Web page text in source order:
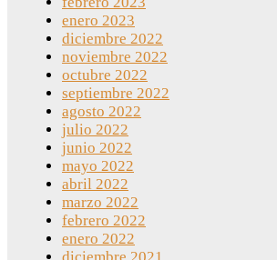
enero 2023
diciembre 2022
noviembre 2022
octubre 2022
septiembre 2022
agosto 2022
julio 2022
junio 2022
mayo 2022
abril 2022
marzo 2022
febrero 2022
enero 2022
diciembre 2021